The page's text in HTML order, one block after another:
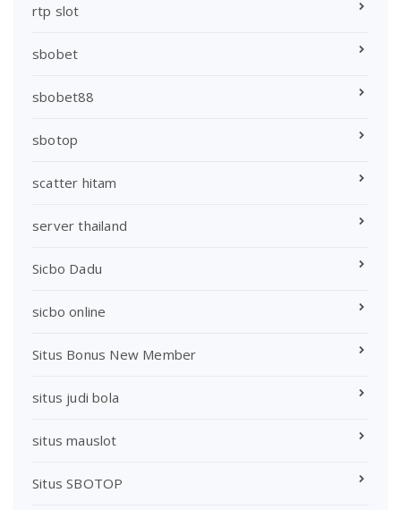
rtp slot
sbobet
sbobet88
sbotop
scatter hitam
server thailand
Sicbo Dadu
sicbo online
Situs Bonus New Member
situs judi bola
situs mauslot
Situs SBOTOP